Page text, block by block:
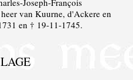
van Kuurne, d'Ackere en
en † 19-11-1745.